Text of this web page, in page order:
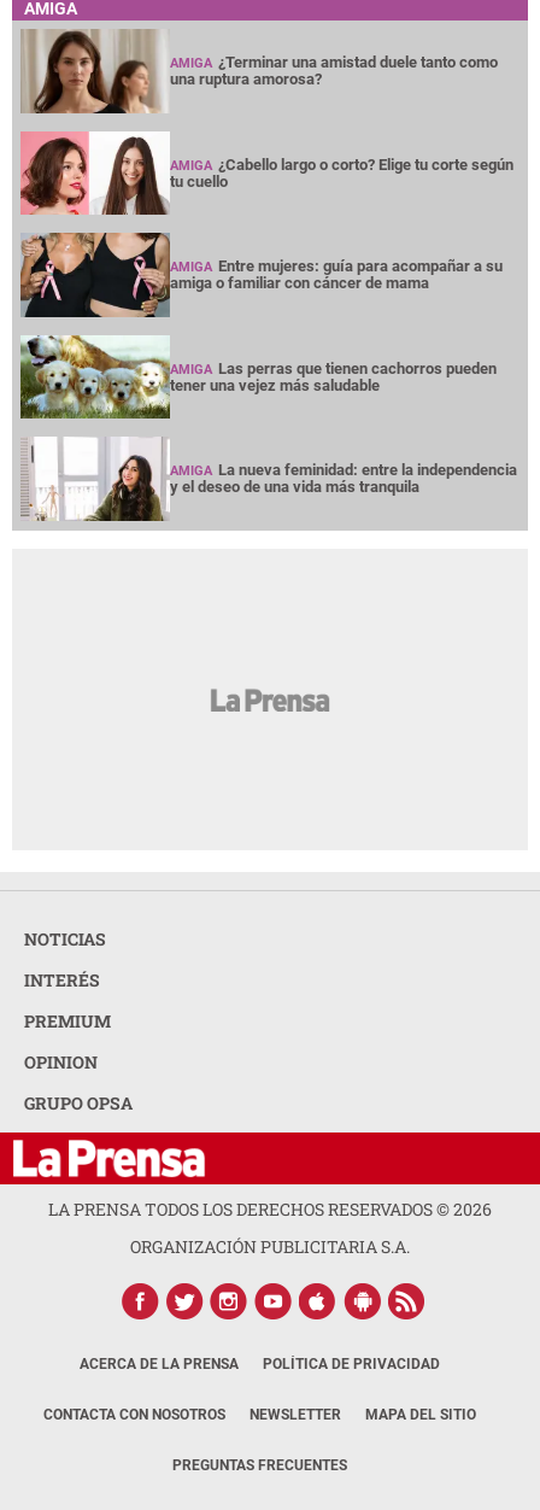
AMIGA
AMIGA ¿Terminar una amistad duele tanto como
una ruptura amorosa?
AMIGA ¿Cabello largo o corto? Elige tu corte según
tu cuello
AMIGA Entre mujeres: guía para acompañar a su
amiga o familiar con cáncer de mama
AMIGA Las perras que tienen cachorros pueden
tener una vejez más saludable
AMIGA La nueva feminidad: entre la independencia
y el deseo de una vida más tranquila
NOTICIAS
INTERÉS
PREMIUM
OPINION
GRUPO OPSA
LA PRENSA TODOS LOS DERECHOS RESERVADOS ©2026
ORGANIZACIÓN PUBLICITARIA S.A.
ACERCA DE LA PRENSA POLÍTICA DE PRIVACIDAD
CONTACTA CON NOSOTROS NEWSLETTER MAPA DEL SITIO
PREGUNTAS FRECUENTES